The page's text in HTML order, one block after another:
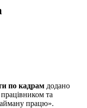
по кадрам додано
та
працю».